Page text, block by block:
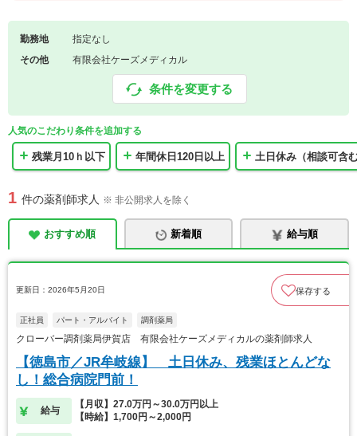
勤務地
指定なし
その他
有限会社ケーズメディカル
条件を変更する
人気のこだわり条件を追加する
残業月10ｈ以下 年間休日120日以上 土日休み（相談可含
1 件の薬剤師求人 ※ 非公開求人を除く
おすすめ順 新着順 給与順
更新日：2026年5月20日 保存する
正社員 パート・アルバイト 調剤薬局
クローバー調剤薬局伊賀店 有限会社ケーズメディカルの薬剤師求人
【徳島市／JR牟岐線】 土日休み、残業ほとんどな
し！総合病院門前！
給与
【月収】27.0万円～30.0万円以上
【時給】1,700円～2,000円